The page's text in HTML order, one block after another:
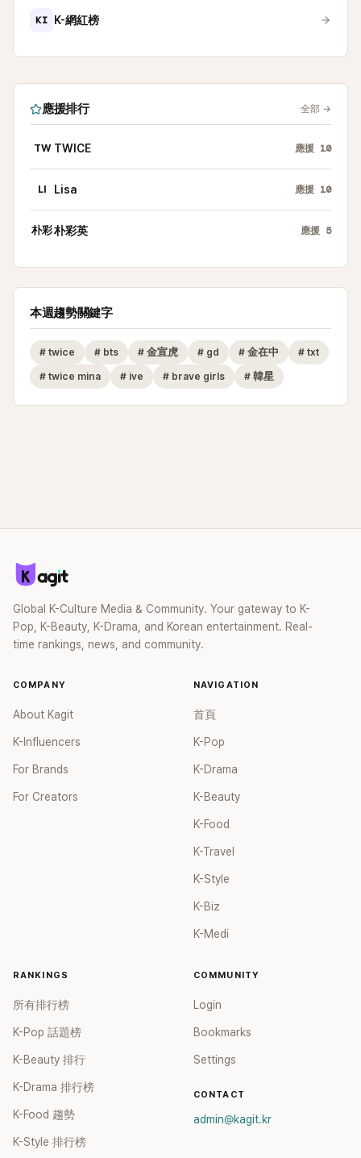
KI K-網紅榜
應援排行 全部 →
TW TWICE 應援 10
LI Lisa 應援 10
朴彩朴彩英 應援 5
本週趨勢關鍵字
# twice # bts # 金宣虎 # gd # 金在中 # txt
# twice mina # ive # brave girls # 韓星
Global K-Culture Media & Community. Your gateway to K-
Pop, K-Beauty, K-Drama, and Korean entertainment. Real-
time rankings, news, and community.
COMPANY
About Kagit
K-Influencers
For Brands
For Creators
NAVIGATION
首頁
K-Pop
K-Drama
K-Beauty
K-Food
K-Travel
K-Style
K-Biz
K-Medi
RANKINGS
所有排行榜
K-Pop 話題榜
K-Beauty 排行
K-Drama 排行榜
K-Food 趨勢
K-Style 排行榜
COMMUNITY
Login
Bookmarks
Settings
CONTACT
admin@kagit.kr